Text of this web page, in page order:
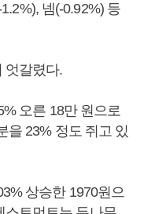
넴(-0.92%) 등
엇갈렸다.
오른 18만 원으로
을 23% 정도 쥐고 있
상승한 1970원으